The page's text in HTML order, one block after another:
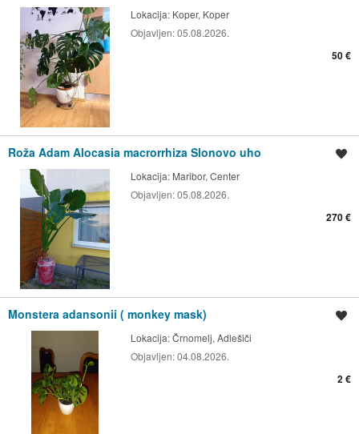
Lokacija: Koper, Koper
Objavljen:05.08.2026.
50 €
Roža Adam Alocasia macrorrhiza Slonovo uho
Lokacija: Maribor, Center
Objavljen:05.08.2026.
270 €
Monstera adansonii ( monkey mask)
Lokacija:Črnomelj, Adlešiči
Objavljen:04.08.2026.
2 €